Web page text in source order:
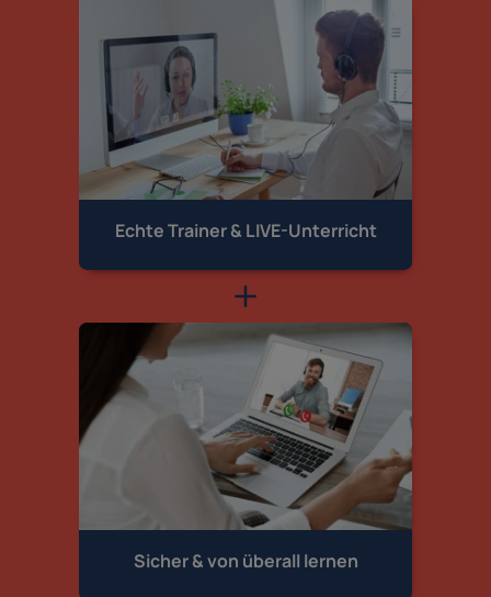
Echte Trainer & LIVE-Unterricht
Sicher & von überall lernen